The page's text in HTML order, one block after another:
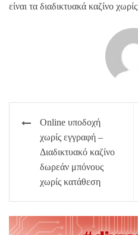
είναι τα διαδικτυακά καζίνο
Πλοήγηση
άρθρων
Online υποδοχή
χωρίς εγγραφή –
Διαδικτυακό καζίνο
δωρεάν μπόνους
χωρίς κατάθεση